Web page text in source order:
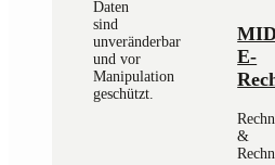
Daten
sind
unveränderbar
und vor
Manipulation
geschützt.
MID
E-
&